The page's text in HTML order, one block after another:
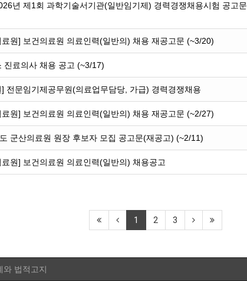
년 제1회 과학기술서기관(일반임기제) 경력경쟁채용시험 공고문
원] 보건의료원 의료인력(일반의) 채용 재공고문 (~3/20)
진료의사 채용 공고 (~3/17)
전문임기제공무원(의료업무담당, 가급) 경력경쟁채용
원] 보건의료원 의료인력(일반의) 채용 재공고문 (~2/27)
군산의료원 원장 후보자 모집 공고문(재공고) (~2/11)
원] 보건의료원 의료인력(일반의) 채용공고
1 2 3
와 법적고지